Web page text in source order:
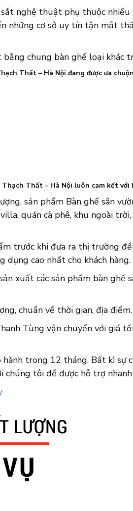
nghệ thuật phụ thuộc nhiều
những cơ sở uy tín tận mắt
chung bàn ghế loại khác
Thất – Hà Nội đang được ưa
Thất – Hà Nội luôn cam kết với
sản phẩm Bàn ghế sân
quán cà phê, khu ngoài
trước khi đưa ra thị trường
dụng cao nhất cho khách hàng.
xuất các sản phẩm bàn ghế
chuẩn về thời gian, địa điểm.
Tùng vận chuyển với giá
hành trong 12 tháng. Bất kì sự
chúng tôi để được hỗ trợ